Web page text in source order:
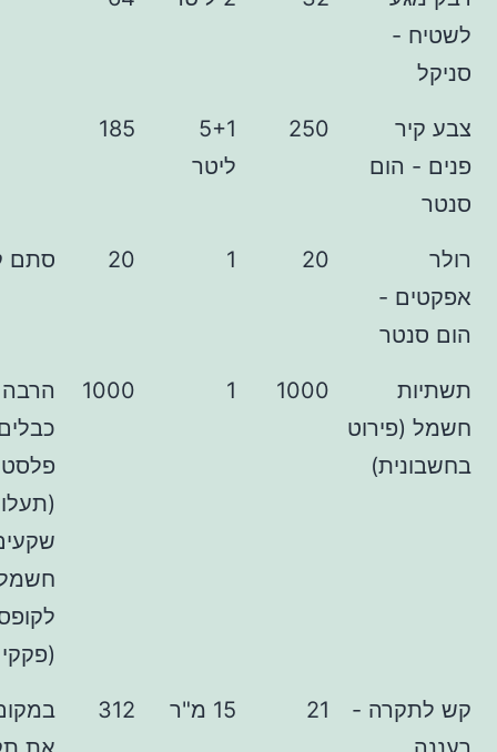
250
5+1
185
1
20 סתם קשקוש
1000
1
1000
הרבה מאוד
כבלים, מסילות
שקעים, קופסת
חשמל, מתגים
לקופסת חשמל
(פקקים) ועוד...
-
21 15 מ"ר 312
במקום לצבוע